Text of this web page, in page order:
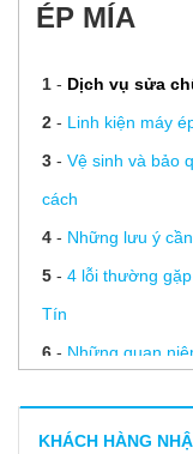
ÉP MÍA
1- Dịch vụ sửa
2- Linh kiện máy
3- Vệ sinh và bảo
cách
4- Những lưu ý
5- 4 lỗi thường
Tín
6- Những quan
khen
KHÁCH HÀNG